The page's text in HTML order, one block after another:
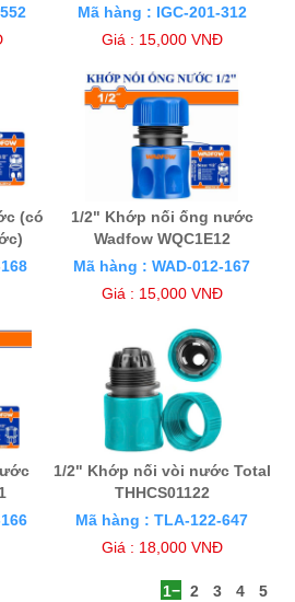
Mã hàng : IGC-201-312
Giá : 15,000 VNĐ
(có
1/2" Khớp nối ống nước
Wadfow WQC1E12
Mã hàng : WAD-012-167
Giá : 15,000 VNĐ
1/2" Khớp nối vòi nước Total
THHCS01122
Mã hàng : TLA-122-647
Giá : 18,000 VNĐ
1 2 3 4 5